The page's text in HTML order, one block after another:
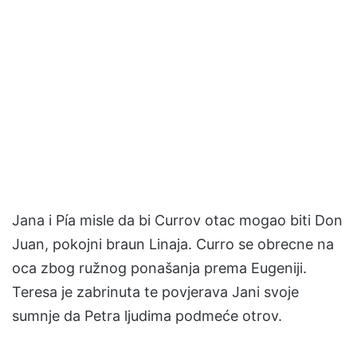
Jana i Pía misle da bi Currov otac mogao biti Don
Juan, pokojni braun Linaja. Curro se obrecne na
oca zbog ružnog ponašanja prema Eugeniji.
Teresa je zabrinuta te povjerava Jani svoje
sumnje da Petra ljudima podmeće otrov.